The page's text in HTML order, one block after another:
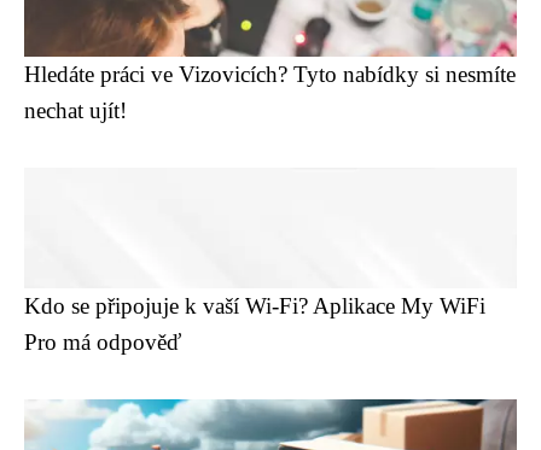
Hledáte práci ve Vizovicích? Tyto nabídky si nesmíte
nechat ujít!
Kdo se připojuje k vaší Wi-Fi? Aplikace My WiFi
Pro má odpověď